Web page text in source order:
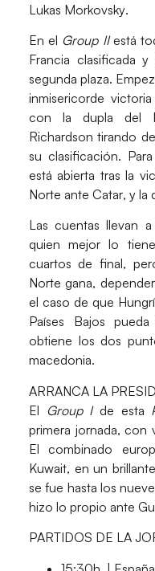
Lukas Morkovsky.
En el Group IIestá
Francia clasificada
segunda plaza.
inmisericorde
con la dupla del
Richardson tirando
su clasificación.
está abierta tras la
Norte ante Catar, y la
Las cuentas llevan
quien mejor lo
cuartos de final,
Norte gana,
el caso de que
Países Bajos
obtiene los dos
macedonia.
ARRANCA LA
El Group Ide esta
primera jornada, con
El combinado
Kuwait, en un
se fue hasta los
hizo lo propio ante
PARTIDOS DE LA